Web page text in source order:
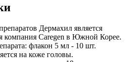
Дермахил является
компания Caregen в Южной Корее.
флакон 5 мл - 10 шт.
на коже головы.